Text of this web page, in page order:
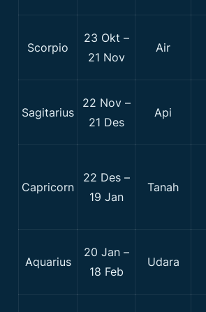
Scorpio
23 Okt –
21 Nov
Air
Sagitarius
22 Nov –
21 Des
Api
Capricorn
22 Des –
19 Jan
Tanah
Aquarius
20 Jan –
18 Feb
Udara